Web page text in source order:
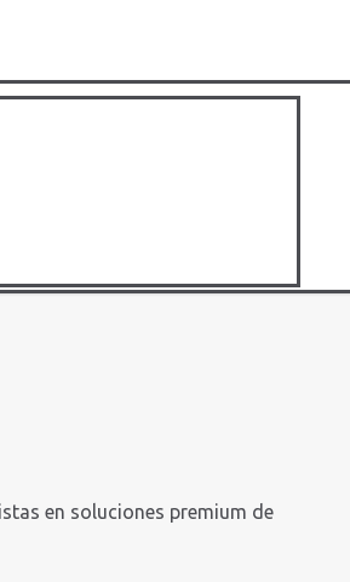
en soluciones premium de